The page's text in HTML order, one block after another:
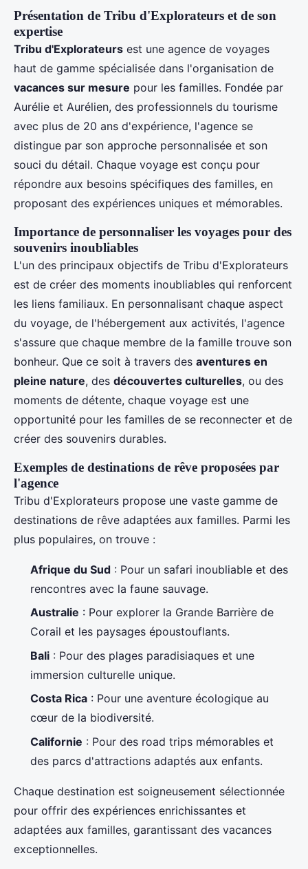
Présentation de Tribu d'Explorateurs et de son
expertise
Tribu d'Explorateurs est une agence de voyages
haut de gamme spécialisée dans l'organisation de
vacances sur mesure pour les familles. Fondée par
Aurélie et Aurélien, des professionnels du tourisme
avec plus de 20 ans d'expérience, l'agence se
distingue par son approche personnalisée et son
souci du détail. Chaque voyage est conçu pour
répondre aux besoins spécifiques des familles, en
proposant des expériences uniques et mémorables.
Importance de personnaliser les voyages pour des
souvenirs inoubliables
L'un des principaux objectifs de Tribu d'Explorateurs
est de créer des moments inoubliables qui renforcent
les liens familiaux. En personnalisant chaque aspect
du voyage, de l'hébergement aux activités, l'agence
s'assure que chaque membre de la famille trouve son
bonheur. Que ce soit à travers des aventures en
pleine nature, des découvertes culturelles, ou des
moments de détente, chaque voyage est une
opportunité pour les familles de se reconnecter et de
créer des souvenirs durables.
Exemples de destinations de rêve proposées par
l'agence
Tribu d'Explorateurs propose une vaste gamme de
destinations de rêve adaptées aux familles. Parmi les
plus populaires, on trouve :
Afrique du Sud : Pour un safari inoubliable et des
rencontres avec la faune sauvage.
Australie : Pour explorer la Grande Barrière de
Corail et les paysages époustouflants.
Bali : Pour des plages paradisiaques et une
immersion culturelle unique.
Costa Rica : Pour une aventure écologique au
cœur de la biodiversité.
Californie : Pour des road trips mémorables et
des parcs d'attractions adaptés aux enfants.
Chaque destination est soigneusement sélectionnée
pour offrir des expériences enrichissantes et
adaptées aux familles, garantissant des vacances
exceptionnelles.